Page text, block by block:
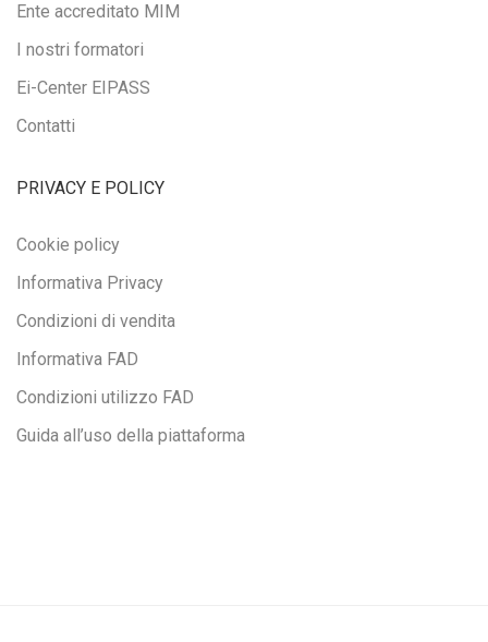
Ente accreditato MIM
I nostri formatori
Ei-Center EIPASS
Contatti
PRIVACY E POLICY
Cookie policy
Informativa Privacy
Condizioni di vendita
Informativa FAD
Condizioni utilizzo FAD
Guida all’uso della piattaforma